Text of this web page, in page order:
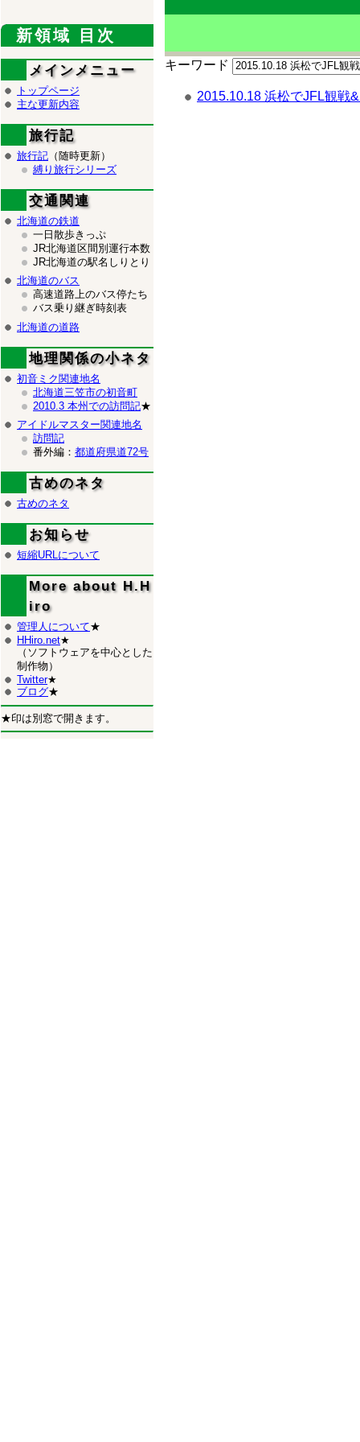
キーワード
2015.10.18 浜松でJFL観戦
新領域 目次
メインメニュー
トップページ
主な更新内容
旅行記
旅行記 （随時更新）
縛り旅行シリーズ
交通関連
北海道の鉄道
一日散歩きっぷ
JR北海道区間別運行本数
JR北海道の駅名しりとり
北海道のバス
高速道路上のバス停たち
バス乗り継ぎ時刻表
北海道の道路
地理関係の小ネタ
初音ミク関連地名
北海道三笠市の初音町
2010.3 本州での訪問記★
アイドルマスター関連地名
訪問記
番外編： 都道府県道72号
古めのネタ
古めのネタ
お知らせ
短縮URLについて
More about H.H
iro
管理人について★
HHiro.net★
（ソフトウェアを中心とした
制作物）
Twitter★
ブログ★
★印は別窓で開きます。